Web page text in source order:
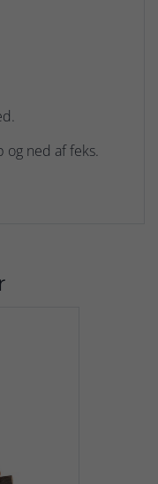
og ned af feks.